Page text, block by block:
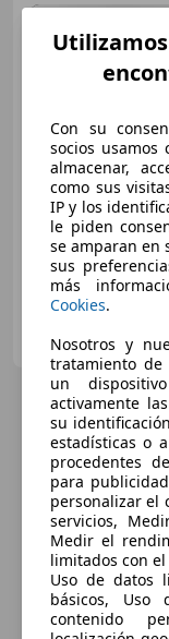
11/2024
Ordenador, Garantia
ES-28981 PARLA
Con su
socios usamos
almacenar,
como sus
IP y los
le piden
se amparan en
sus
más
Cookies.
Nosotros y
tratamiento de
un
activamente
su
estadísticas o
procedentes
para
personalizar el
servicios,
Medir el
limitados con
Uso de datos
básicos,
contenido